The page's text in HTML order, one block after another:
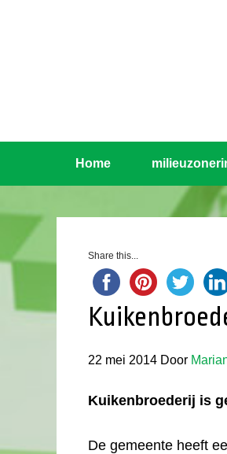
Home
Share this...
22 mei 2014 Door
Kuikenbroederij is
De gemeente heeft